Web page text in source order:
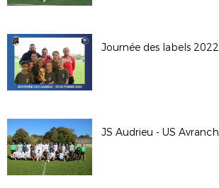
Journée des labels 2022